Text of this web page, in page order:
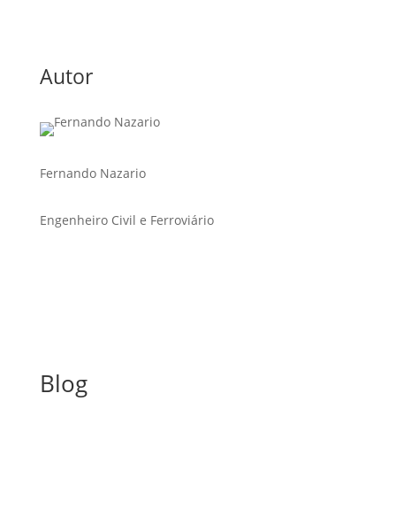
Autor
Fernando Nazario
Engenheiro Civil e Ferroviário
Blog